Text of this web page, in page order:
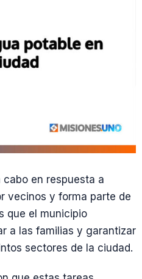
en respuesta a
vecinos y forma parte de
que el municipio
a las familias y garantizar
sectores de la ciudad.